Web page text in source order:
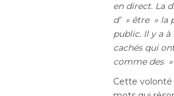
en direct. La
d’ » être » la
public. Il y a
cachés qui
comme des
Cette volonté